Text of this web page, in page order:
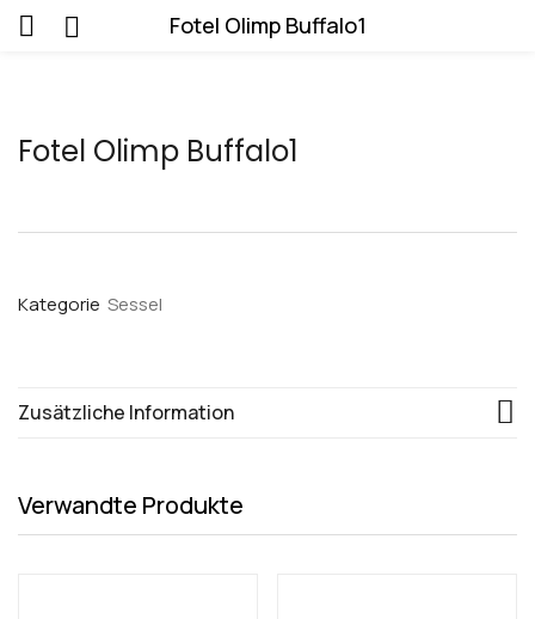
Fotel Olimp Buffalo1
Fotel Olimp Buffalo1
Kategorie Sessel
Zusätzliche Information
Verwandte Produkte